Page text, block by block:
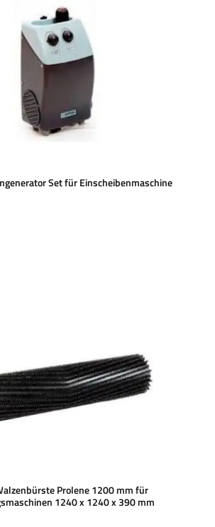
Set für Einscheibenmaschine
Prolene 1200 mm für
1240 x 1240 x 390 mm